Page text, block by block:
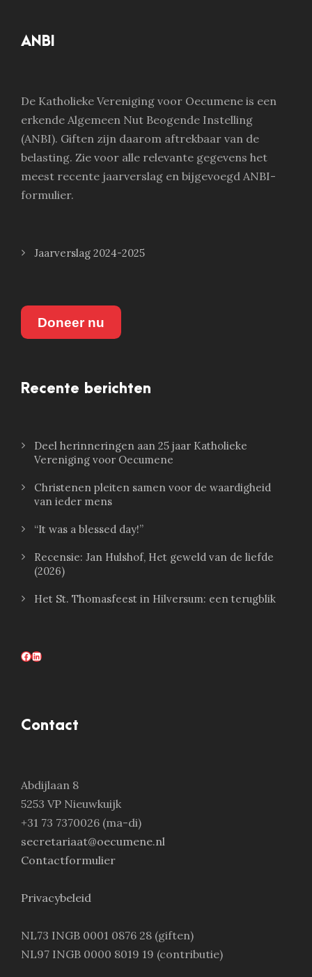
ANBI
De Katholieke Vereniging voor Oecumene is een
erkende Algemeen Nut Beogende Instelling
(ANBI). Giften zijn daarom aftrekbaar van de
belasting. Zie voor alle relevante gegevens het
meest recente jaarverslag en bijgevoegd ANBI-
formulier.
Jaarverslag 2024-2025
Doneer nu
Recente berichten
Deel herinneringen aan 25 jaar Katholieke
Vereniging voor Oecumene
Christenen pleiten samen voor de waardigheid
van ieder mens
“It was a blessed day!”
Recensie: Jan Hulshof, Het geweld van de liefde
(2026)
Het St. Thomasfeest in Hilversum: een terugblik
Facebook LinkedIn
Contact
Abdijlaan 8
5253 VP Nieuwkuijk
+31 73 7370026 (ma-di)
secretariaat@oecumene.nl
Contactformulier
Privacybeleid
NL73 INGB 0001 0876 28 (giften)
NL97 INGB 0000 8019 19 (contributie)